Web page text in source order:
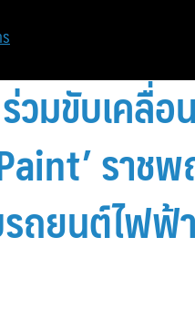
วมขับเคลื่
ราช
ถยนต์ไฟฟ้า